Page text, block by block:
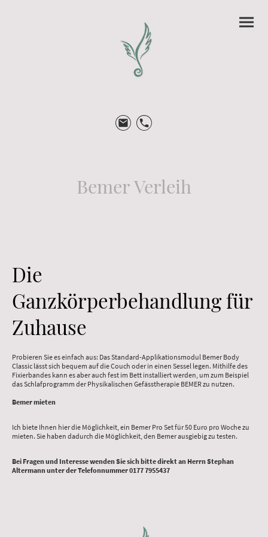
Bemer Verleih
Die
Ganzkörperbehandlung für
Zuhause
Probieren Sie es einfach aus: Das Standard-Applikationsmodul Bemer Body
Classic lässt sich bequem auf die Couch oder in einen Sessel legen. Mithilfe des
Fixierbandes kann es aber auch fest im Bett installiert werden, um zum Beispiel
das Schlafprogramm der Physikalischen Gefässtherapie BEMER zu nutzen.
Bemer mieten
Ich biete Ihnen hier die Möglichkeit, ein Bemer Pro Set für 50 Euro pro Woche zu
mieten. Sie haben dadurch die Möglichkeit, den Bemer ausgiebig zu testen.
Bei Fragen und Interesse wenden Sie sich bitte direkt an Herrn Stephan
Altermann unter der Telefonnummer 0177 7955437